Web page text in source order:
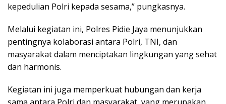
kepedulian Polri kepada sesama,” pungkasnya.
Melalui kegiatan ini, Polres Pidie Jaya menunjukkan
pentingnya kolaborasi antara Polri, TNI, dan
masyarakat dalam menciptakan lingkungan yang sehat
dan harmonis.
Kegiatan ini juga memperkuat hubungan dan kerja